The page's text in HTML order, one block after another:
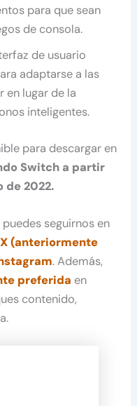
para que sean
de consola.
de usuario
adaptarse a las
en lugar de la
inteligentes.
para descargar en
Switch a partir
de 2022.
seguirnos en
X (anteriormente
. Además,
preferida en
contenido,